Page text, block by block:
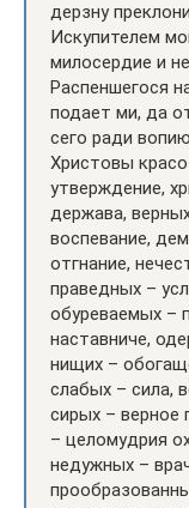
дерзну
Искупителем
милосердие и
Распеншегося
подает ми, да
сего ради
Христовы
утверждение,
держава,
воспевание,
отгнание,
праведных –
обуреваемых –
наставниче,
нищих –
слабых – сила,
сирых – верное
– целомудрия
недужных –